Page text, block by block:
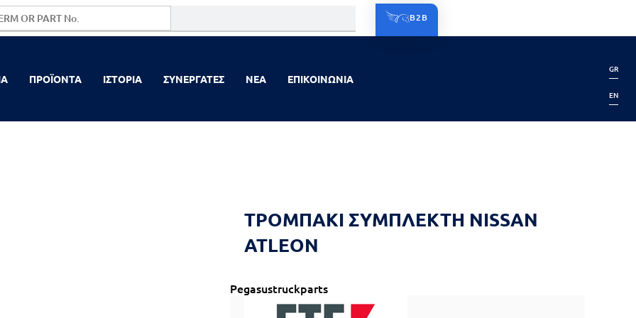
B2B
ΠΡΟΪΟΝΤΑ ΙΣΤΟΡΙΑ ΣΥΝΕΡΓΑΤΕΣ NEA ΕΠΙΚΟΙΝΩΝΙΑ
GR
EN
ΤΡΟΜΠΑΚΙ ΣΥΜΠΛΕΚΤΗ NISSAN
ATLEON
Pegasustruckparts